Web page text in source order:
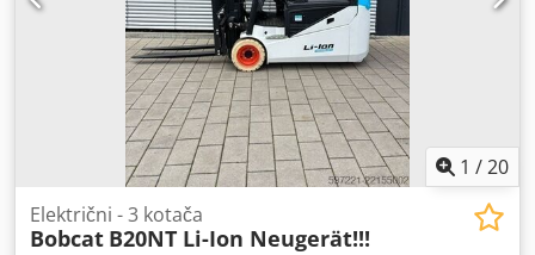
1 /20
Električni - 3 kotača
Bobcat B20NT Li-Ion Neugerät!!!